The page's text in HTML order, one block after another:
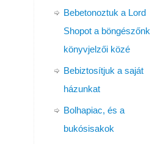
Bebetonoztuk a Lord
Shopot a böngészőnk
könyvjelzői közé
Bebiztosítjuk a saját
házunkat
Bolhapiac, és a
bukósisakok